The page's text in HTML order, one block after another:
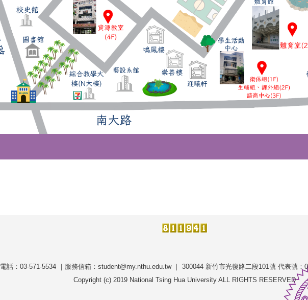
電話：03-571-5534 ｜服務信箱：student@my.nthu.edu.tw ｜ 300044 新竹市光復路二段101號 代表號
Copyright (c) 2019 National Tsing Hua University ALL RIGHTS RESERVED